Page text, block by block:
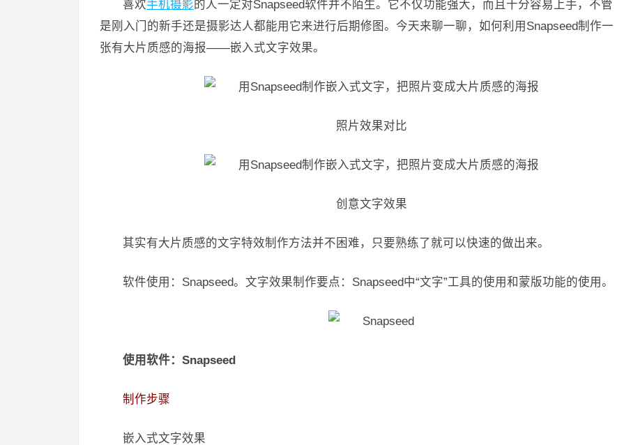
喜欢手机摄影的人一定对Snapseed软件并不陌生。它不仅功能强大，而且十分容易上手，不管
是刚入门的新手还是摄影达人都能用它来进行后期修图。今天来聊一聊，如何利用Snapseed制作一
张有大片质感的海报——嵌入式文字效果。
照片效果对比
创意文字效果
其实有大片质感的文字特效制作方法并不困难，只要熟练了就可以快速的做出来。
软件使用：Snapseed。文字效果制作要点：Snapseed中“文字”工具的使用和蒙版功能的使用。
使用软件：Snapseed
制作步骤
嵌入式文字效果